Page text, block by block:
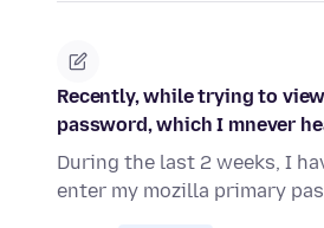
Recently, while trying to
password, which I mnever
During the last 2 weeks, I
enter my mozilla primary